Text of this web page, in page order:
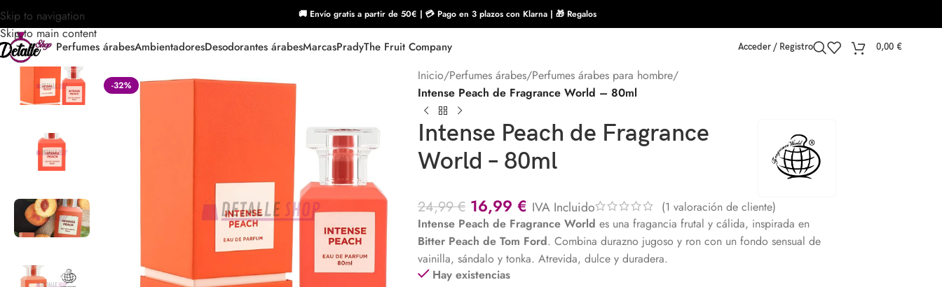
Skip to navigation
Skip to main content
🚚 Envío gratis a partir de 50€ | 💳 Pago en 3 plazos con Klarna | 🎁 Regalos
Perfumes árabesAmbientadoresDesodorantes árabesMarcasPradyThe Fruit Company Acceder / Registro 0,00 €
-32%
Inicio/Perfumes árabes/Perfumes árabes para hombre/
Intense Peach de Fragrance World – 80ml
Intense Peach de Fragrance
World – 80ml
24,99€ 16,99 € IVA Incluido (1 valoración de cliente)
Intense Peach de Fragrance World es una fragancia frutal y cálida, inspirada en
Bitter Peach de Tom Ford. Combina durazno jugoso y ron con un fondo sensual de
vainilla, sándalo y tonka. Atrevida, dulce y duradera.
Hay existencias